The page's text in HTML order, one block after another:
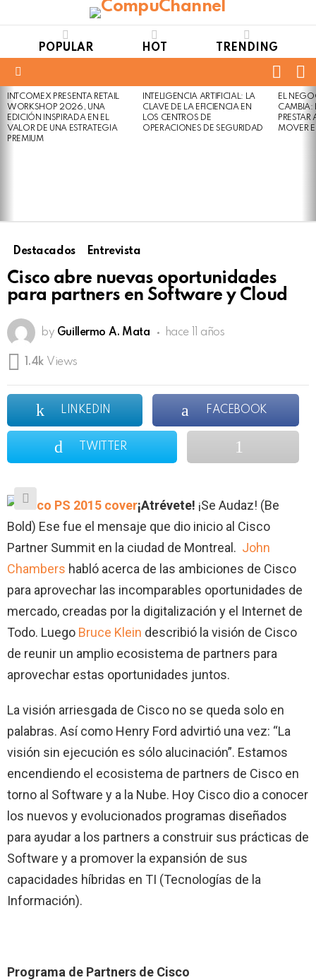
POPULAR HOT TRENDING
LATEST
STORIES
INTCOMEX PRESENTA RETAIL
WORKSHOP 2026, UNA
EDICIÓN INSPIRADA EN EL
VALOR DE UNA ESTRATEGIA
PREMIUM
INTELIGENCIA ARTIFICIAL: LA
CLAVE DE LA EFICIENCIA EN
LOS CENTROS DE
OPERACIONES DE SEGURIDAD
EL
CAMBIA:
MOVER
Destacados Entrevista
Cisco abre nuevas oportunidades
para partners en Software y Cloud
by Guillermo A. Mata hace 11 años
1.4k Views
LINKEDIN FACEBOOK
TWITTER
¡Atrévete! ¡Se Audaz! (Be
Bold) Ese fue el mensaje que dio inicio al Cisco
Partner Summit en la ciudad de Montreal. John
Chambers habló acerca de las ambiciones de Cisco
para aprovechar las incomparables oportunidades de
mercado, creadas por la digitalización y el Internet de
Todo. Luego Bruce Klein describió la visión de Cisco
de reunir un amplio ecosistema de partners para
aprovechar estas oportunidades juntos.
La visión arriesgada de Cisco no se queda solo en
palabras. Así como Henry Ford advirtió una vez: “La
visión sin ejecución es sólo alucinación”. Estamos
encendiendo el ecosistema de partners de Cisco en
torno al Software y a la Nube. Hoy Cisco dio a conocer
los nuevos y evolucionados programas diseñados
para ayudar a los partners a construir sus prácticas de
Software y a promover la expansión de sus
capacidades híbridas en TI (Tecnologías de la
Información).
Programa de Partners de Cisco